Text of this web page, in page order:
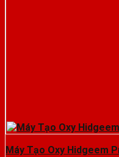
Máy Tạo Oxy Hidgeem